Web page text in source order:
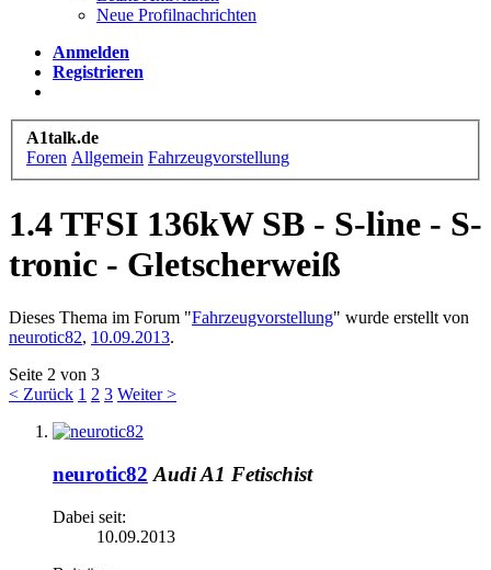
Neue Profilnachrichten
Anmelden
Registrieren
A1talk.de
Foren Allgemein Fahrzeugvorstellung
1.4 TFSI 136kW SB - S-line - S-
tronic - Gletscherweiß
Dieses Thema im Forum "Fahrzeugvorstellung" wurde erstellt von
neurotic82, 10.09.2013.
Seite 2 von 3
< Zurück 1 2 3 Weiter >
neurotic82 Audi A1 Fetischist
Dabei seit:
10.09.2013